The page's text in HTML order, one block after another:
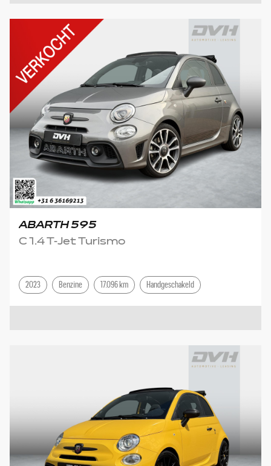
ABARTH 595
C 1.4 T-Jet Turismo
2023 Benzine 17.096 km Handgeschakeld